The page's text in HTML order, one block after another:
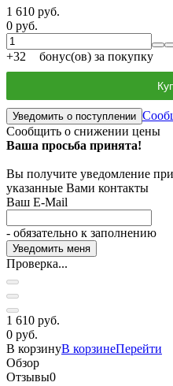
1 610 руб.
0 руб.
+32 бонус(ов) за покупку
Уведомить о поступлении
Сообщить о снижении цены
Ваша просьба принята!
Вы получите уведомление
указанные Вами контакты
Ваш E-Mail
- обязательно к заполнению
Проверка...
1 610 руб.
0 руб.
В корзинуВ корзинеПерейти
Обзор
Отзывы0